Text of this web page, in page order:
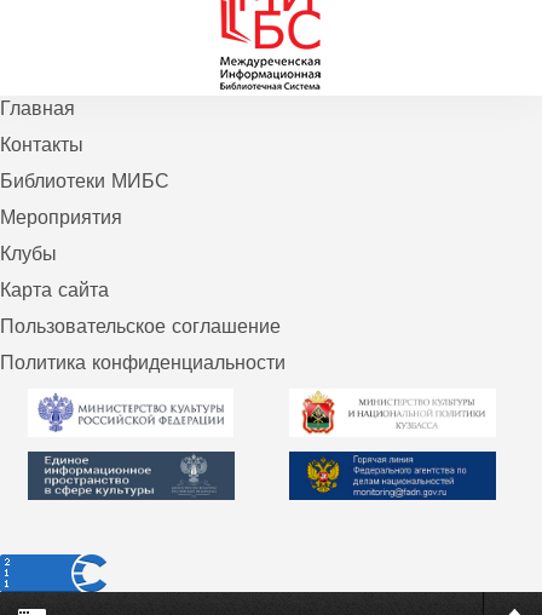
Главная
Контакты
Библиотеки МИБС
Мероприятия
Клубы
Карта сайта
Пользовательское соглашение
Политика конфиденциальности